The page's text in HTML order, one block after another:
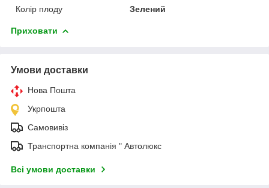
Колір плоду
Зелений
Приховати
Умови доставки
Нова Пошта
Укрпошта
Самовивіз
Транспортна компанія " Автолюкс
Всі умови доставки